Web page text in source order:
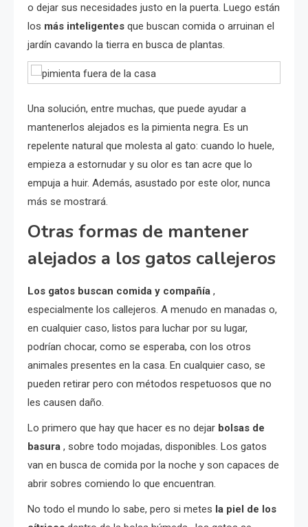
o dejar sus necesidades justo en la puerta. Luego están
los más inteligentes que buscan comida o arruinan el
jardín cavando la tierra en busca de plantas.
Una solución, entre muchas, que puede ayudar a
mantenerlos alejados es la pimienta negra. Es un
repelente natural que molesta al gato: cuando lo huele,
empieza a estornudar y su olor es tan acre que lo
empuja a huir. Además, asustado por este olor, nunca
más se mostrará.
Otras formas de mantener
alejados a los gatos callejeros
Los gatos buscan comida y compañía ,
especialmente los callejeros. A menudo en manadas o,
en cualquier caso, listos para luchar por su lugar,
podrían chocar, como se esperaba, con los otros
animales presentes en la casa. En cualquier caso, se
pueden retirar pero con métodos respetuosos que no
les causen daño.
Lo primero que hay que hacer es no dejar bolsas de
basura , sobre todo mojadas, disponibles. Los gatos
van en busca de comida por la noche y son capaces de
abrir sobres comiendo lo que encuentran.
No todo el mundo lo sabe, pero si metes la piel de los